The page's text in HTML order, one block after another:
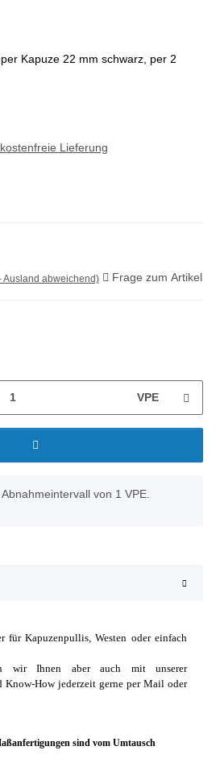
Kapuze 22 mm schwarz, per 2
Lieferung
Ausland abweichend) Frage zum Artikel
VPE
von 1 VPE.
für Kapuzenpullis, Westen oder einfach
wir Ihnen aber auch mit unserer
Know-How jederzeit gerne per Mail oder
sind vom Umtausch